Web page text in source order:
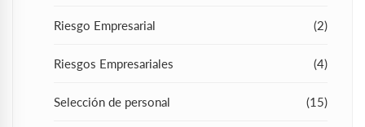
Riesgo Empresarial (2)
Riesgos Empresariales (4)
Selección de personal (15)